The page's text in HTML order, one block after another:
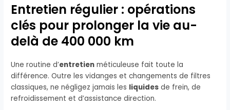
Entretien régulier : opérations
clés pour prolonger la vie au-
delà de 400 000 km
Une routine d’entretien méticuleuse fait toute la
différence. Outre les vidanges et changements de filtres
classiques, ne négligez jamais les liquides de frein, de
refroidissement et d’assistance direction.